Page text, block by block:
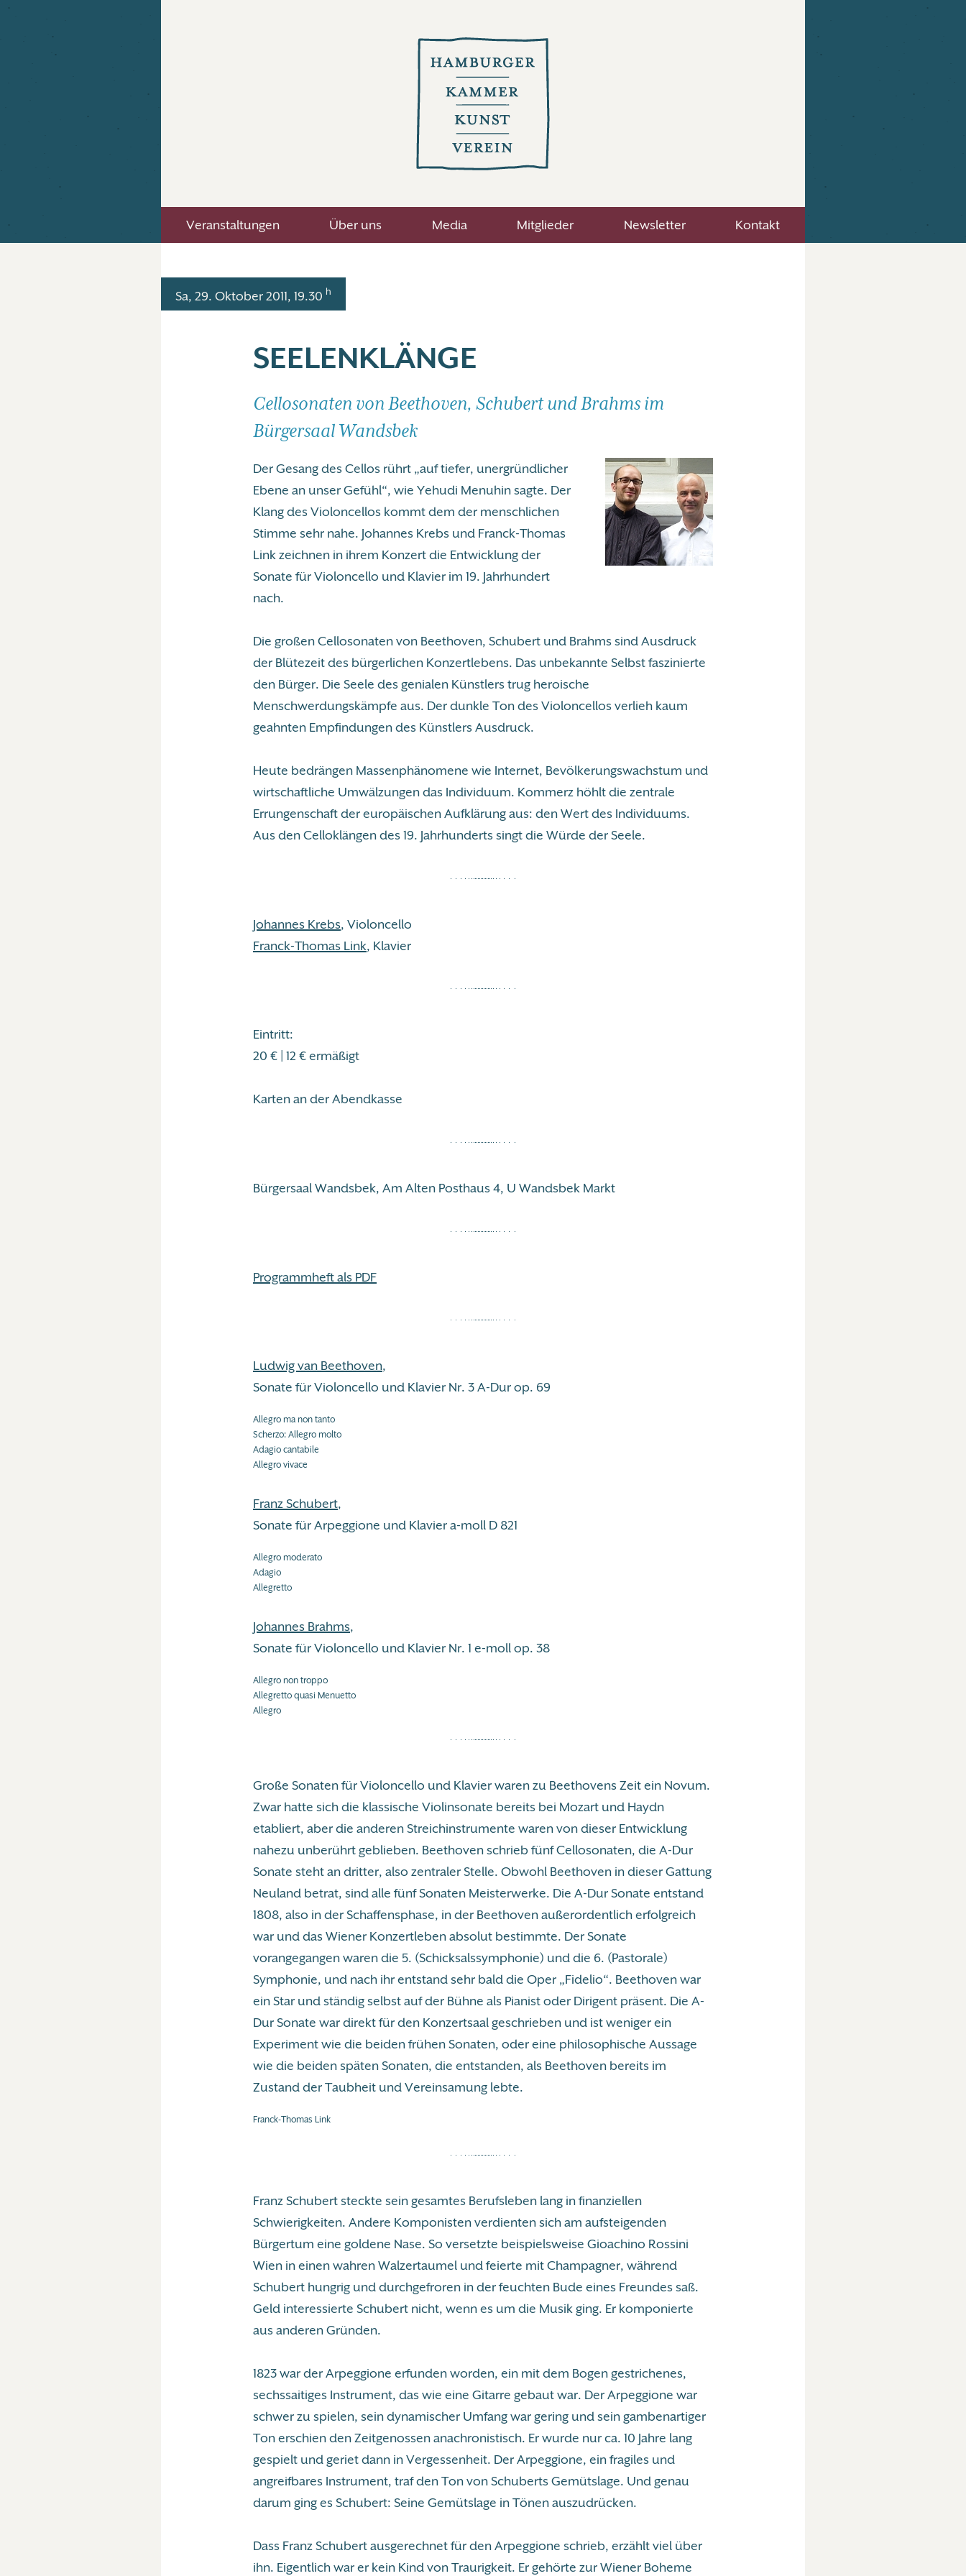
Veranstaltungen Über uns Media Mitglieder Newsletter Kontakt
Sa, 29. Oktober 2011, 19.30 h
SEELENKLÄNGE
Cellosonaten von Beethoven, Schubert und Brahms im
Bürgersaal Wandsbek
Der Gesang des Cellos rührt „auf tiefer, unergründlicher
Ebene an unser Gefühl“, wie Yehudi Menuhin sagte. Der
Klang des Violoncellos kommt dem der menschlichen
Stimme sehr nahe. Johannes Krebs und Franck-Thomas
Link zeichnen in ihrem Konzert die Entwicklung der
Sonate für Violoncello und Klavier im 19. Jahrhundert
nach.
Die großen Cellosonaten von Beethoven, Schubert und Brahms sind Ausdruck
der Blütezeit des bürgerlichen Konzertlebens. Das unbekannte Selbst faszinierte
den Bürger. Die Seele des genialen Künstlers trug heroische
Menschwerdungskämpfe aus. Der dunkle Ton des Violoncellos verlieh kaum
geahnten Empfindungen des Künstlers Ausdruck.
Heute bedrängen Massenphänomene wie Internet, Bevölkerungswachstum und
wirtschaftliche Umwälzungen das Individuum. Kommerz höhlt die zentrale
Errungenschaft der europäischen Aufklärung aus: den Wert des Individuums.
Aus den Celloklängen des 19. Jahrhunderts singt die Würde der Seele.
Johannes Krebs, Violoncello
Franck-Thomas Link, Klavier
Eintritt:
20 € | 12 € ermäßigt
Karten an der Abendkasse
Bürgersaal Wandsbek, Am Alten Posthaus 4, U Wandsbek Markt
Programmheft als PDF
Ludwig van Beethoven,
Sonate für Violoncello und Klavier Nr. 3 A-Dur op. 69
Allegro ma non tanto
Scherzo: Allegro molto
Adagio cantabile
Allegro vivace
Franz Schubert,
Sonate für Arpeggione und Klavier a-moll D 821
Allegro moderato
Adagio
Allegretto
Johannes Brahms,
Sonate für Violoncello und Klavier Nr. 1 e-moll op. 38
Allegro non troppo
Allegretto quasi Menuetto
Allegro
Große Sonaten für Violoncello und Klavier waren zu Beethovens Zeit ein Novum.
Zwar hatte sich die klassische Violinsonate bereits bei Mozart und Haydn
etabliert, aber die anderen Streichinstrumente waren von dieser Entwicklung
nahezu unberührt geblieben. Beethoven schrieb fünf Cellosonaten, die A-Dur
Sonate steht an dritter, also zentraler Stelle. Obwohl Beethoven in dieser Gattung
Neuland betrat, sind alle fünf Sonaten Meisterwerke. Die A-Dur Sonate entstand
1808, also in der Schaffensphase, in der Beethoven außerordentlich erfolgreich
war und das Wiener Konzertleben absolut bestimmte. Der Sonate
vorangegangen waren die 5. (Schicksalssymphonie) und die 6. (Pastorale)
Symphonie, und nach ihr entstand sehr bald die Oper „Fidelio“. Beethoven war
ein Star und ständig selbst auf der Bühne als Pianist oder Dirigent präsent. Die A-
Dur Sonate war direkt für den Konzertsaal geschrieben und ist weniger ein
Experiment wie die beiden frühen Sonaten, oder eine philosophische Aussage
wie die beiden späten Sonaten, die entstanden, als Beethoven bereits im
Zustand der Taubheit und Vereinsamung lebte.
Franck-Thomas Link
Franz Schubert steckte sein gesamtes Berufsleben lang in finanziellen
Schwierigkeiten. Andere Komponisten verdienten sich am aufsteigenden
Bürgertum eine goldene Nase. So versetzte beispielsweise Gioachino Rossini
Wien in einen wahren Walzertaumel und feierte mit Champagner, während
Schubert hungrig und durchgefroren in der feuchten Bude eines Freundes saß.
Geld interessierte Schubert nicht, wenn es um die Musik ging. Er komponierte
aus anderen Gründen.
1823 war der Arpeggione erfunden worden, ein mit dem Bogen gestrichenes,
sechssaitiges Instrument, das wie eine Gitarre gebaut war. Der Arpeggione war
schwer zu spielen, sein dynamischer Umfang war gering und sein gambenartiger
Ton erschien den Zeitgenossen anachronistisch. Er wurde nur ca. 10 Jahre lang
gespielt und geriet dann in Vergessenheit. Der Arpeggione, ein fragiles und
angreifbares Instrument, traf den Ton von Schuberts Gemütslage. Und genau
darum ging es Schubert: Seine Gemütslage in Tönen auszudrücken.
Dass Franz Schubert ausgerechnet für den Arpeggione schrieb, erzählt viel über
ihn. Eigentlich war er kein Kind von Traurigkeit. Er gehörte zur Wiener Boheme